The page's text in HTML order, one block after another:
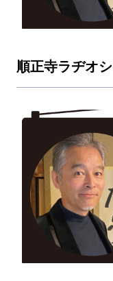
順正寺ラヂオ